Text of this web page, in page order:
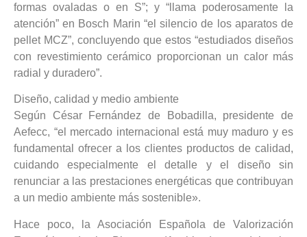
formas ovaladas o en S”; y “llama poderosamente la
atención” en Bosch Marin “el silencio de los aparatos de
pellet MCZ”, concluyendo que estos “estudiados diseños
con revestimiento cerámico proporcionan un calor más
radial y duradero”.
Diseño, calidad y medio ambiente
Según César Fernández de Bobadilla, presidente de
Aefecc, “el mercado internacional está muy maduro y es
fundamental ofrecer a los clientes productos de calidad,
cuidando especialmente el detalle y el diseño sin
renunciar a las prestaciones energéticas que contribuyan
a un medio ambiente más sostenible».
Hace poco, la Asociación Española de Valorización